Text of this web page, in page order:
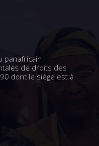
panafricain
de droits des
dont le siège est à